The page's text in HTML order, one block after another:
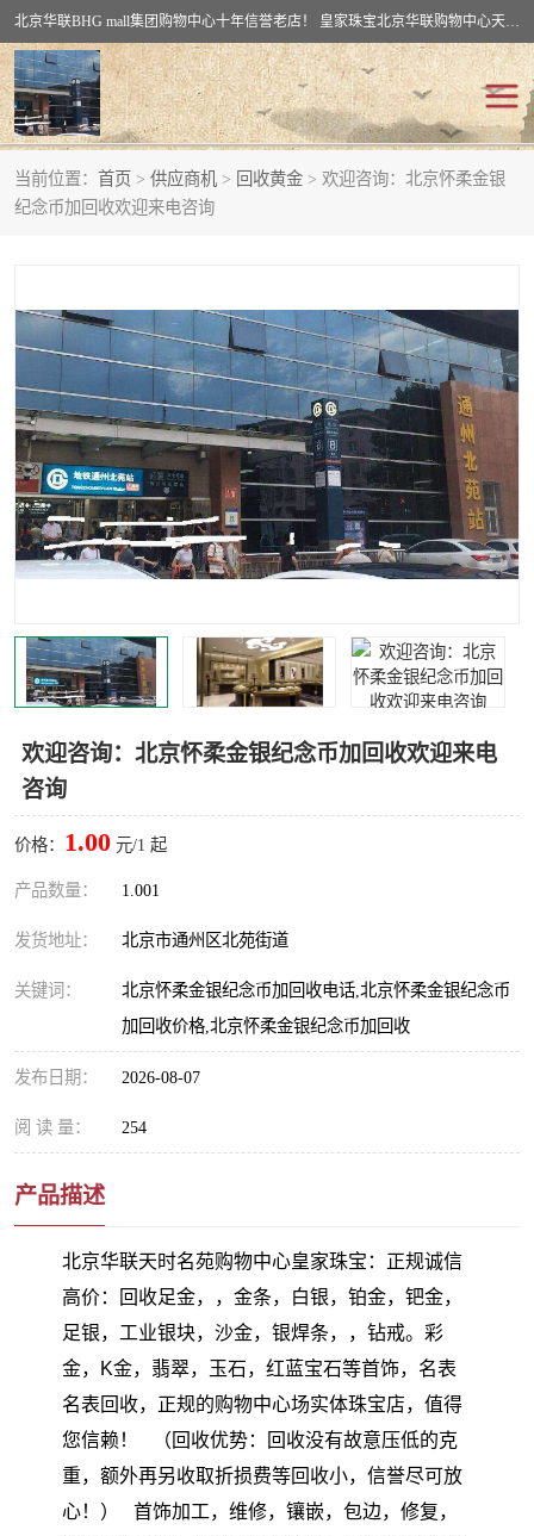
北京华联BHG mall集团购物中心十年信誉老店！ 皇家珠宝北京华联购物中心天时名苑店竭诚欢迎您。 北京市通州区（八通线）通州北苑地铁华联购物中心一层皇家珠宝 北京皇家珠宝通州黄金回收黄金首饰加工店（八通线: 通州北苑地铁华联店）：通州区通州北苑地铁华联购物中心一层皇家珠宝。
当前位置： 首页 > 供应商机 > 回收黄金 > 欢迎咨询：北京怀柔金银
纪念币加回收欢迎来电咨询
欢迎咨询：北京怀柔金银纪念币加回收欢迎来电
咨询
价格： 1.00 元/1 起
产品数量： 1.001
发货地址： 北京市通州区北苑街道
关键词：
北京怀柔金银纪念币加回收电话,北京怀柔金银纪念币
加回收价格,北京怀柔金银纪念币加回收
发布日期： 2026-08-07
阅 读 量： 254
产品描述
北京华联天时名苑购物中心皇家珠宝：正规诚信
高价：回收足金，，金条，白银，铂金，钯金，
足银，工业银块，沙金，银焊条，，钻戒。彩
金，K金，翡翠，玉石，红蓝宝石等首饰，名表
名表回收，正规的购物中心场实体珠宝店，值得
您信赖！ （回收优势：回收没有故意压低的克
重，额外再另收取折损费等回收小，信誉尽可放
心！） 首饰加工，维修，镶嵌，包边，修复，
回收黄金
回收翡翠玉石